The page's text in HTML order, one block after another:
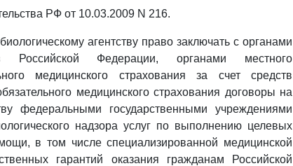
РФ от 10.03.2009 N 216.
агентству право заключать с органами
Российской Федерации, органами местного
медицинского страхования за счет средств
медицинского страхования договоры на
федеральными государственными учреждениями
надзора услуг по выполнению целевых
в том числе специализированной медицинской
гарантий оказания гражданам Российской